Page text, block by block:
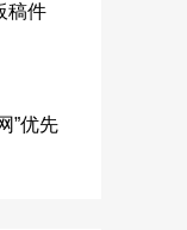
稿件
”优先